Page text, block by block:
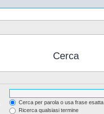
Cerca
Cerca per parola o usa frase esatta
Ricerca qualsiasi termine